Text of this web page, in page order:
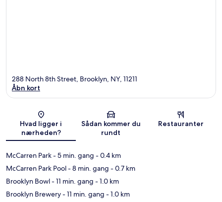
Kort
288 North 8th Street, Brooklyn, NY, 11211
Åbn kort
Hvad ligger i
nærheden?
Sådan kommer du
rundt
Restauranter
McCarren Park- 5 min. gang - 0.4 km
McCarren Park Pool- 8 min. gang - 0.7 km
Brooklyn Bowl- 11 min. gang - 1.0 km
Brooklyn Brewery- 11 min. gang - 1.0 km